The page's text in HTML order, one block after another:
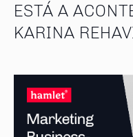
ESTÁ A
KARINA